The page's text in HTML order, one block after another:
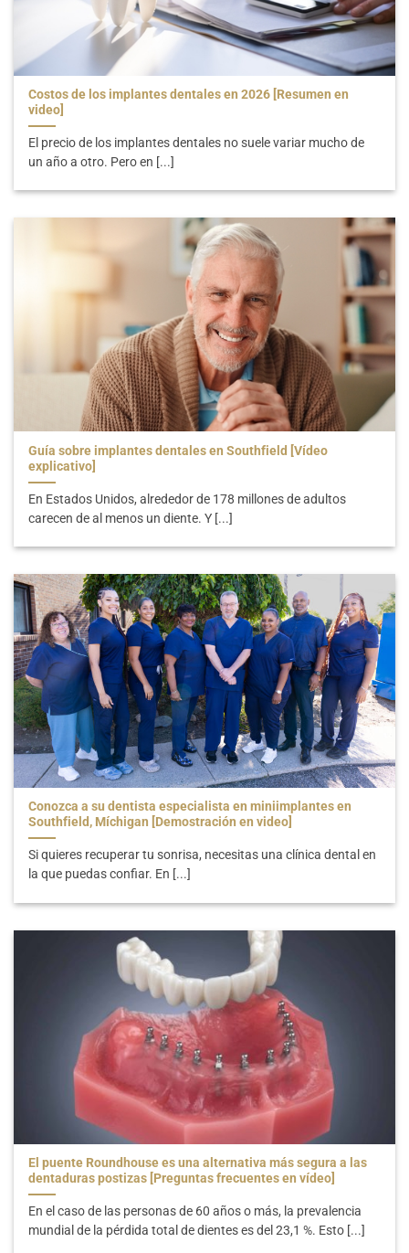
Costos de los implantes dentales en 2026 [Resumen en
video]
El precio de los implantes dentales no suele variar mucho de
un año a otro. Pero en [...]
Guía sobre implantes dentales en Southfield [Vídeo
explicativo]
En Estados Unidos, alrededor de 178 millones de adultos
carecen de al menos un diente. Y [...]
Conozca a su dentista especialista en miniimplantes en
Southfield, Míchigan [Demostración en video]
Si quieres recuperar tu sonrisa, necesitas una clínica dental en
la que puedas confiar. En [...]
El puente Roundhouse es una alternativa más segura a las
dentaduras postizas [Preguntas frecuentes en vídeo]
En el caso de las personas de 60 años o más, la prevalencia
mundial de la pérdida total de dientes es del 23,1 %. Esto [...]